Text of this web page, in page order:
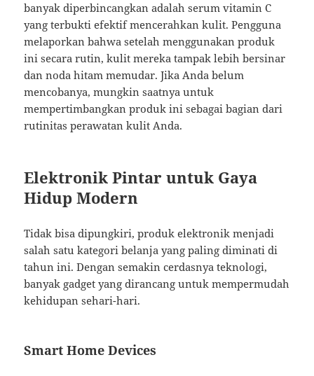
banyak diperbincangkan adalah serum vitamin C
yang terbukti efektif mencerahkan kulit. Pengguna
melaporkan bahwa setelah menggunakan produk
ini secara rutin, kulit mereka tampak lebih bersinar
dan noda hitam memudar. Jika Anda belum
mencobanya, mungkin saatnya untuk
mempertimbangkan produk ini sebagai bagian dari
rutinitas perawatan kulit Anda.
Elektronik Pintar untuk Gaya
Hidup Modern
Tidak bisa dipungkiri, produk elektronik menjadi
salah satu kategori belanja yang paling diminati di
tahun ini. Dengan semakin cerdasnya teknologi,
banyak gadget yang dirancang untuk mempermudah
kehidupan sehari-hari.
Smart Home Devices